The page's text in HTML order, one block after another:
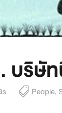
บริษั
People,